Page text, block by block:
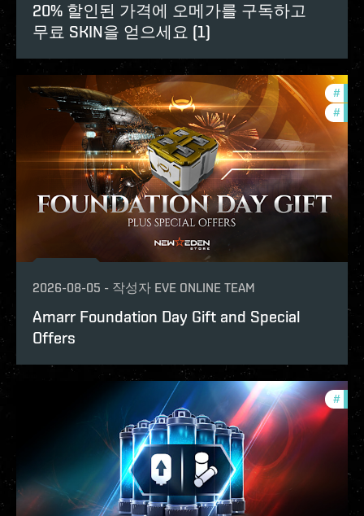
20% 할인된 가격에 오메가를 구독하고
무료 SKIN을 얻으세요 (1)
#
# in-
2026-08-05 - 작성자 EVE ONLINE TEAM
Amarr Foundation Day Gift and Special
Offers
#